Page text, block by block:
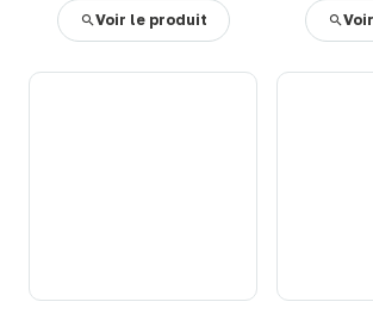
Voir le produit